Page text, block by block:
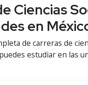
Ciencias
en
de carreras de
estudiar en las